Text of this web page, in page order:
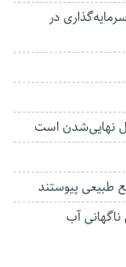
پیگیر سرمایه‌گذاری در
نهایی‌شدن است
آب